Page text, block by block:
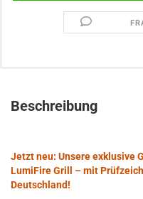
Beschreibung
Jetzt neu: Unsere exklusive
LumiFire Grill – mit
Deutschland!